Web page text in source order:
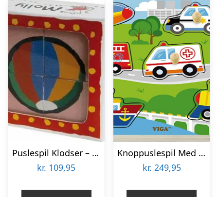
Puslespil Klodser – Malle Mus – 4 Klodser
kr. 109,95
Knoppuslespil Med Lyd – Transport – Træ – Viga
kr. 249,95